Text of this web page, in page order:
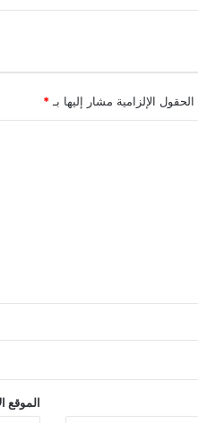
الحقول الإلزامية مشار إليها بـ*
الموقع